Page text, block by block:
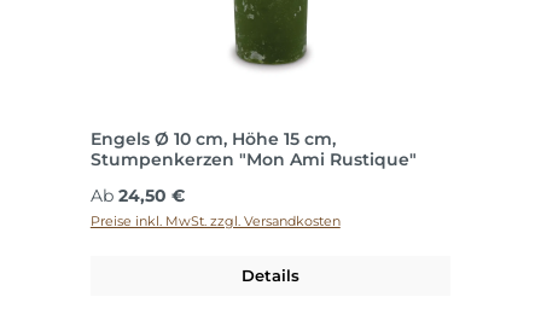
Engels Ø 10 cm, Höhe 15 cm,
Stumpenkerzen "Mon Ami Rustique"
Regulärer Preis:
Ab 24,50 €
Preise inkl. MwSt. zzgl. Versandkosten
Details